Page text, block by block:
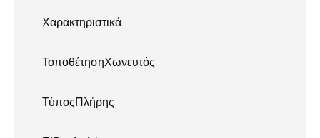
Χαρακτηριστικά
ΤοποθέτησηΧωνευτός
ΤύποςΠλήρης